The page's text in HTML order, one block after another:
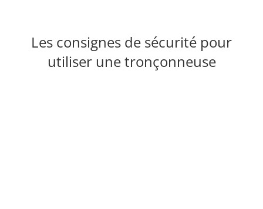
Les consignes de sécurité pour
utiliser une tronçonneuse